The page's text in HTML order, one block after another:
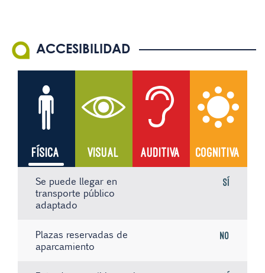
ACCESIBILIDAD
FÍSICA VISUAL AUDITIVA COGNITIVA
Se puede llegar en
transporte público
adaptado
Sí
Plazas reservadas de
aparcamiento
No